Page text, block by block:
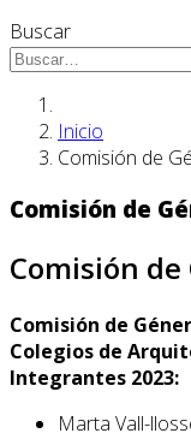
Buscar
Inicio
Comisión de
Comisión de
Comisión de
Comisión de
Colegios de
Integrantes 2023:
Marta Vall-